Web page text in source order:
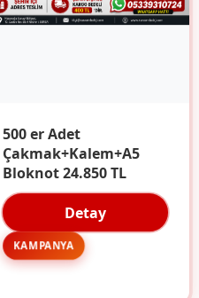
500 er Adet
Çakmak+Kalem+A5
Bloknot 24.850 TL
Detay
KAMPANYA